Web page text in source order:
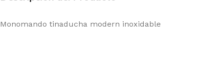
Monomando tinaducha modern inoxidable